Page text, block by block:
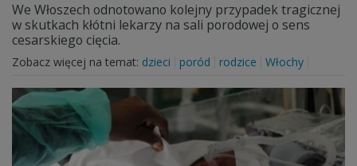
We Włoszech odnotowano kolejny przypadek tragicznej
w skutkach kłótni lekarzy na sali porodowej o sens
cesarskiego cięcia.
Zobacz więcej na temat: dzieci poród rodzice Włochy